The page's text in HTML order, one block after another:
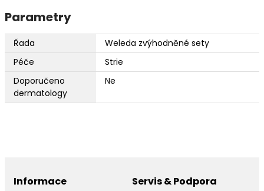
Parametry
Řada
Weleda zvýhodněné sety
Péče
Strie
Doporučeno
dermatology
Ne
Informace Servis & Podpora